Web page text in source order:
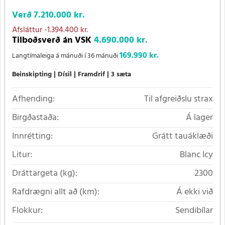
Verð7.210.000 kr.
Afsláttur-1.394.400 kr.
Tilboðsverð án VSK4.690.000 kr.
Langtímaleiga á mánuði í 36 mánuði169.990 kr.
Beinskipting Dísil Framdrif 3 sæta
Afhending:
Til afgreiðslu strax
Birgðastaða:
Á lager
Innrétting:
Grátt tauáklæði
Litur:
Blanc Icy
Dráttargeta (kg):
2300
Rafdrægni allt að (km):
Á ekki við
Flokkur:
Sendibílar